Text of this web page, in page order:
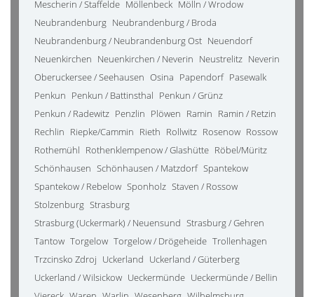
Mescherin / Staffelde Möllenbeck Mölln / Wrodow
Neubrandenburg Neubrandenburg / Broda
Neubrandenburg / Neubrandenburg Ost Neuendorf
Neuenkirchen Neuenkirchen / Neverin Neustrelitz Neverin
Oberuckersee / Seehausen Osina Papendorf Pasewalk
Penkun Penkun / Battinsthal Penkun / Grünz
Penkun / Radewitz Penzlin Plöwen Ramin Ramin / Retzin
Rechlin Riepke/Cammin Rieth Rollwitz Rosenow Rossow
Rothemühl Rothenklempenow / Glashütte Röbel/Müritz
Schönhausen Schönhausen / Matzdorf Spantekow
Spantekow / Rebelow Sponholz Staven / Rossow
Stolzenburg Strasburg
Strasburg (Uckermark) / Neuensund Strasburg / Gehren
Tantow Torgelow Torgelow / Drögeheide Trollenhagen
Trzcinsko Zdroj Uckerland Uckerland / Güterberg
Uckerland / Wilsickow Ueckermünde Ueckermünde / Bellin